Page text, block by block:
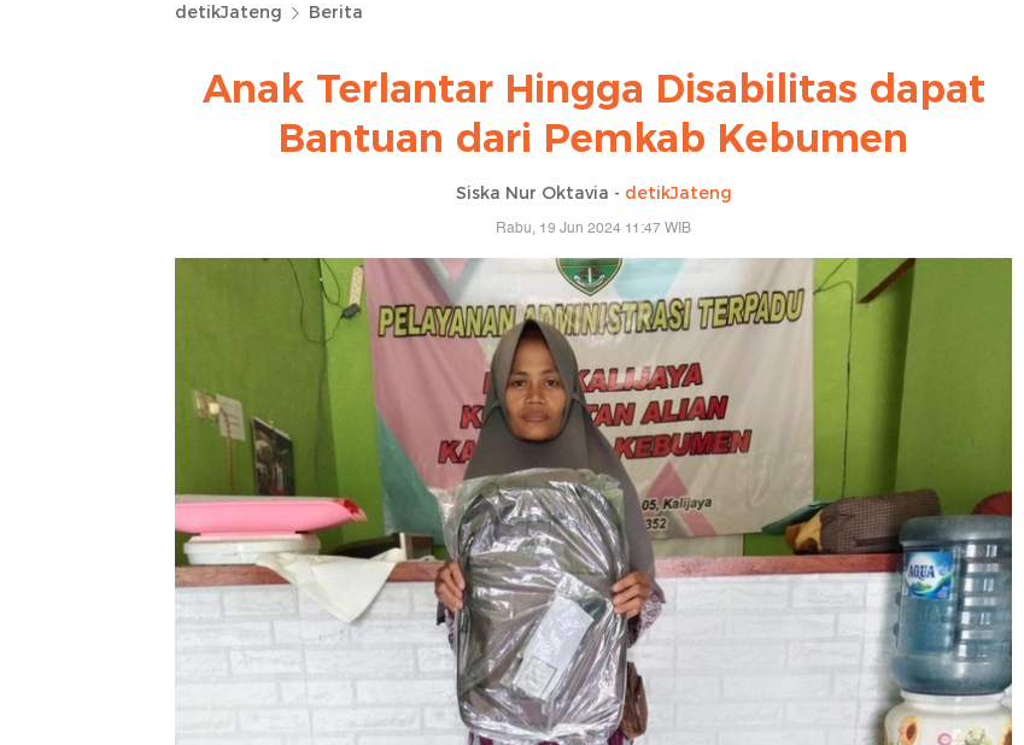
detikJateng Berita
Anak Terlantar Hingga Disabilitas dapat
Bantuan dari Pemkab Kebumen
Siska Nur Oktavia - detikJateng
Rabu, 19 Jun 2024 11:47 WIB